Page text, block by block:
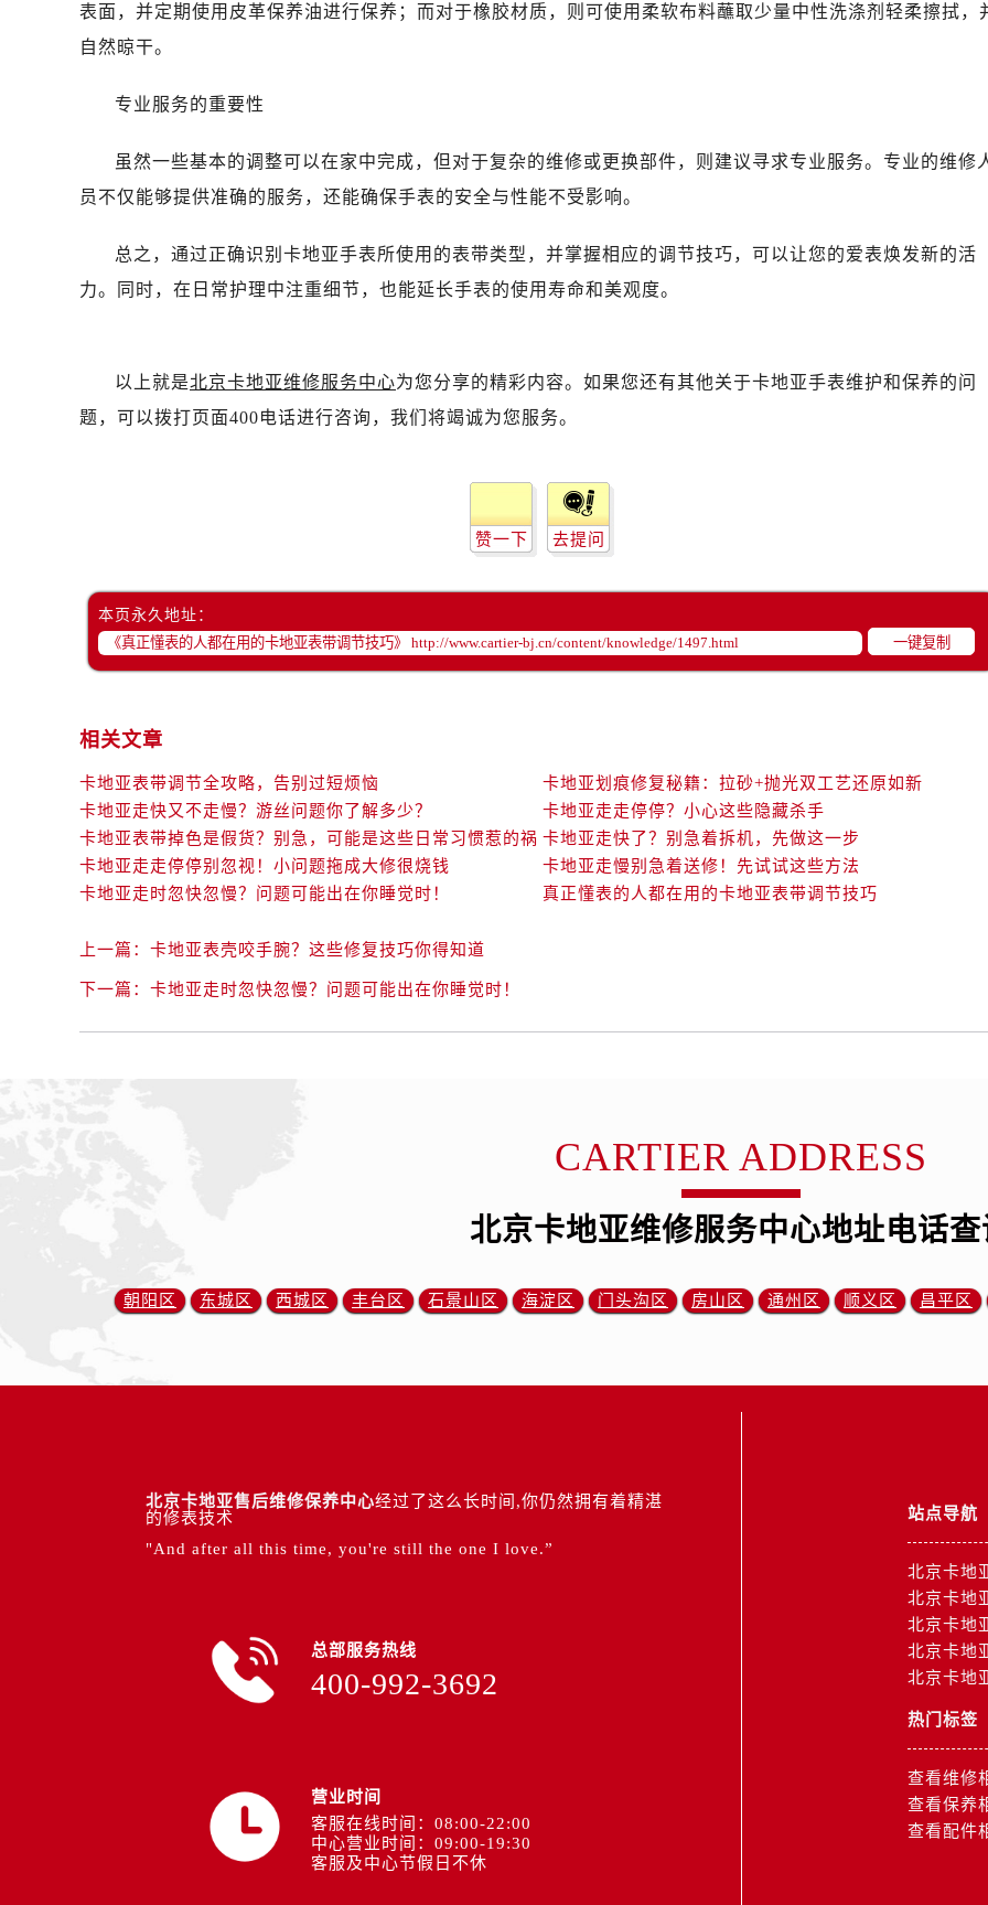
表面，并定期使用皮革保养油进行保养；而对于橡胶材质，则可使用柔软布料蘸取少量中性洗涤剂轻柔擦拭，
自然晾干。
专业服务的重要性
虽然一些基本的调整可以在家中完成，但对于复杂的维修或更换部件，则建议寻求专业服务。专业的维修
员不仅能够提供准确的服务，还能确保手表的安全与性能不受影响。
总之，通过正确识别卡地亚手表所使用的表带类型，并掌握相应的调节技巧，可以让您的爱表焕发新的活
力。同时，在日常护理中注重细节，也能延长手表的使用寿命和美观度。
以上就是北京卡地亚维修服务中心为您分享的精彩内容。如果您还有其他关于卡地亚手表维护和保养的问
题，可以拨打页面400电话进行咨询，我们将竭诚为您服务。
赞一下 去提问
本页永久地址：
一键复制
相关文章
卡地亚表带调节全攻略，告别过短烦恼
卡地亚划痕修复秘籍：拉砂+抛光双工艺还原如新
卡地亚走快又不走慢？游丝问题你了解多少？
卡地亚走走停停？小心这些隐藏杀手
卡地亚表带掉色是假货？别急，可能是这些日常习惯惹的祸 卡地亚走快了？别急着拆机，先做这一步
卡地亚走走停停别忽视！小问题拖成大修很烧钱
卡地亚走慢别急着送修！先试试这些方法
卡地亚走时忽快忽慢？问题可能出在你睡觉时！
真正懂表的人都在用的卡地亚表带调节技巧
上一篇： 卡地亚表壳咬手腕？这些修复技巧你得知道
下一篇： 卡地亚走时忽快忽慢？问题可能出在你睡觉时！
CARTIER ADDRESS
北京卡地亚维修服务中心地址电话查
朝阳区 东城区 西城区 丰台区 石景山区 海淀区 门头沟区 房山区 通州区 顺义区 昌平区
北京卡地亚售后维修保养中心经过了这么长时间,你仍然拥有着精湛
的修表技术
"And after all this time, you're still the one I love.”
总部服务热线
400-992-3692
营业时间
客服在线时间：08:00-22:00
中心营业时间：09:00-19:30
客服及中心节假日不休
站点导航
北京卡地
北京卡地
北京卡地
北京卡地
北京卡地
热门标签
查看维修
查看保养
查看配件